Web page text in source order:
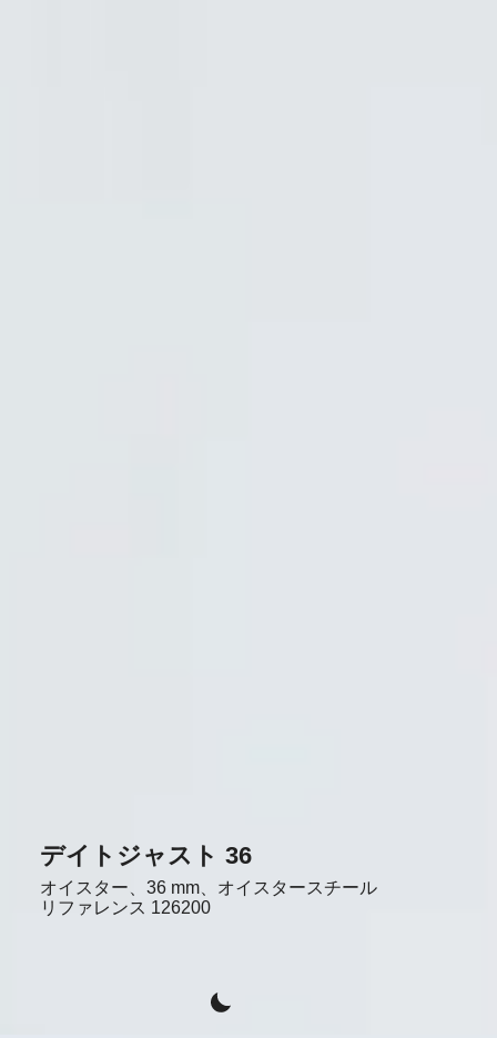
デイトジャスト 36
オイスター、36 mm、オイスタースチール
リファレンス 126200